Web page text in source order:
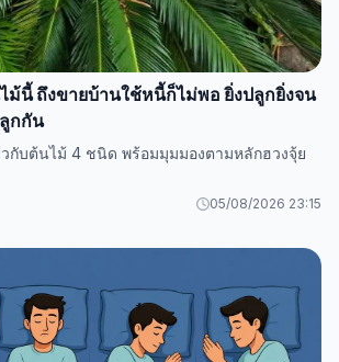
นี้ ถึงขายบ้านใช้หนี้ก็ไม่พอ ยิ่งปลูกยิ่งจน
กกัน
กับต้นไม้ 4 ชนิด พร้อมมุมมองตามหลักฮวงจุ้ย
05/08/2026 23:15